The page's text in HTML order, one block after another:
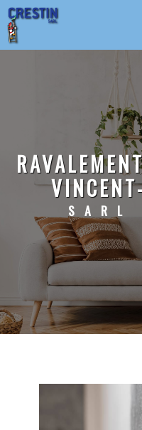
SARL
Panneau de gestion des